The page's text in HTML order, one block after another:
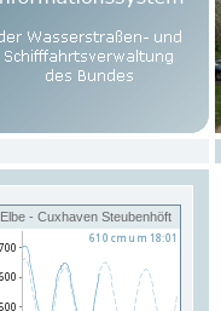
Elbe - Cuxhaven Steubenhöft